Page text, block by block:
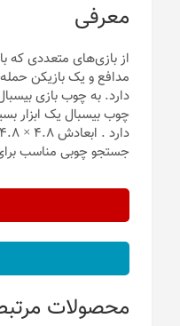
معرفی
مدافع و یک بازیکن
دارد. به چوب بازی
جستجو چوبی مناسب
محصولات